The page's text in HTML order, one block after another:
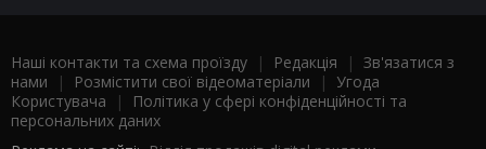
Наші контакти та схема проїзду | Редакція | Зв'язатися з
нами | Розмістити свої відеоматеріали | Угода
Користувача |
Політика у сфері конфіденційності та
персональних даних